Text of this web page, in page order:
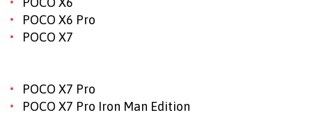
POCO X6 Pro
POCO X7
POCO X7 Pro
POCO X7 Pro Iron Man Edition